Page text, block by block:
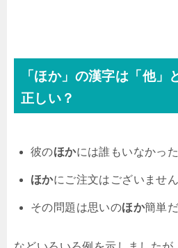
「ほか」の漢字は「他」
正しい？
彼のほかには誰もいなかった
ほかにご注文はございませ
その問題は思いのほか簡単